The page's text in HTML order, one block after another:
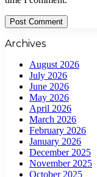
Archives
August 2026
July 2026
June 2026
May 2026
April 2026
March 2026
February 2026
January 2026
December 2025
November 2025
October 2025